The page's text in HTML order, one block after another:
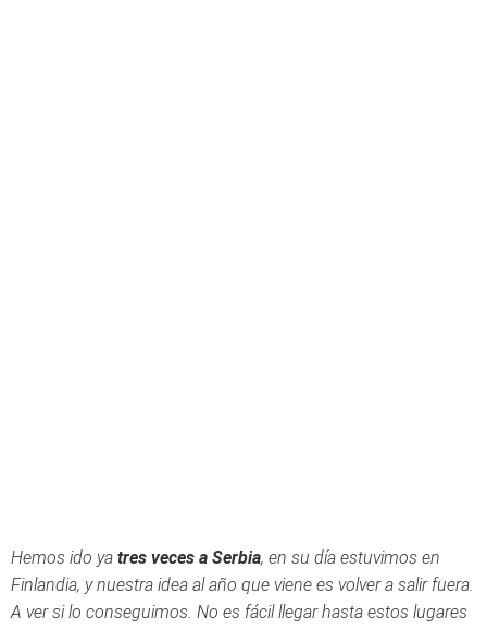
Hemos ido ya tres veces a Serbia, en su día estuvimos en
Finlandia, y nuestra idea al año que viene es volver a salir fuera.
A ver si lo conseguimos. No es fácil llegar hasta estos lugares